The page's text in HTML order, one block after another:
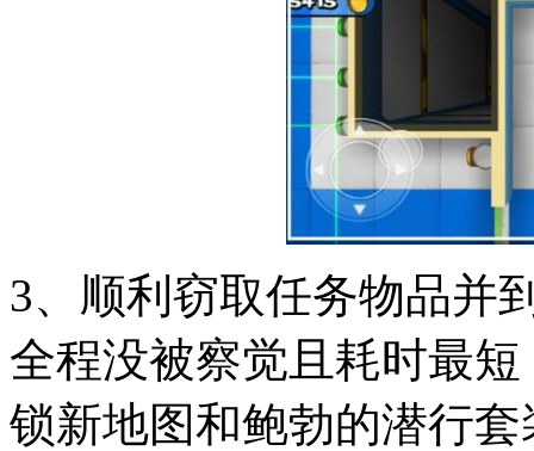
3、顺利窃取任务物品并
全程没被察觉且耗时最
锁新地图和鲍勃的潜行套